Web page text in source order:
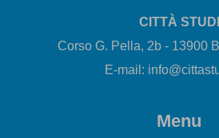
CITTÀ STUDI
Corso G. Pella, 2b - 13900
E-mail:
Menu